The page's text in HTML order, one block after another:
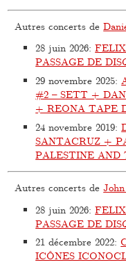
Autres concerts de
28 juin 2026:
PASSAGE DE
29 novembre 2025:
#2 – SETT +
+ REONA TAPE
24 novembre 2019:
SANTACRUZ +
PALESTINE AND
Autres concerts de
28 juin 2026:
PASSAGE DE
21 décembre 2022:
ICÔNES